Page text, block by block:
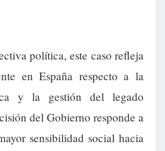
política, este caso refleja
en España respecto a la
y la gestión del legado
del Gobierno responde a
sensibilidad social hacia